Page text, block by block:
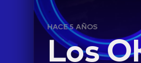
HACE 5 AÑOS
Los